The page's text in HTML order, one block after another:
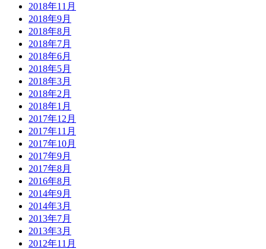
2018年11月
2018年9月
2018年8月
2018年7月
2018年6月
2018年5月
2018年3月
2018年2月
2018年1月
2017年12月
2017年11月
2017年10月
2017年9月
2017年8月
2016年8月
2014年9月
2014年3月
2013年7月
2013年3月
2012年11月